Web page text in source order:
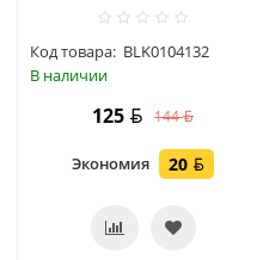
Код товара: BLK0104132
В наличии
125 144
Экономия 20